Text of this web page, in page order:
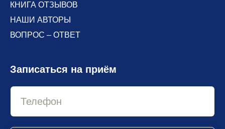
КНИГА ОТЗЫВОВ
НАШИ АВТОРЫ
ВОПРОС – ОТВЕТ
Записаться на приём